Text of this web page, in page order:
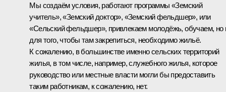
Мы создаём условия, работают программы «Земский
учитель», «Земский доктор», «Земский фельдшер», или
«Сельский фельдшер», привлекаем молодёжь, обучаем, но
для того, чтобы там закрепиться, необходимо жильё.
К сожалению, в большинстве именно сельских территорий
жилья, в том числе, например, служебного жилья, которое
руководство или местные власти могли бы предоставить
таким работникам, к сожалению, нет.